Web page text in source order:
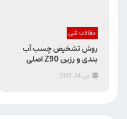
مقالات فنی
روش تشخیص چسب آب
بندی و رزین Z90 اصلی
می 24, 2022